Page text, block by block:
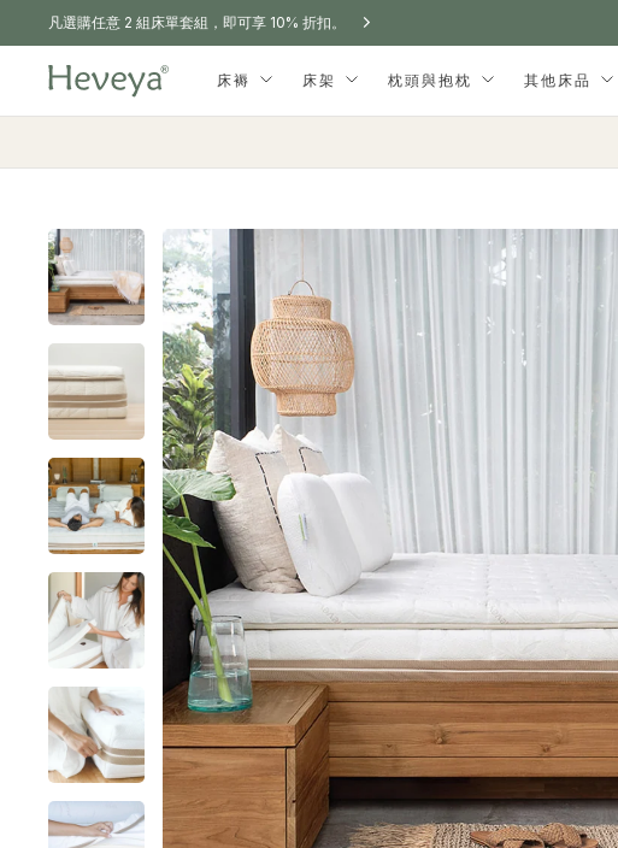
購買任意兩顆枕頭，即可享 15% 折扣。
訂單滿港幣300免運費，代碼：'SENDITFREE'
凡選購任意 2 組床單套組，即可享 10% 折扣。
購買任意兩顆枕頭，即可享 15% 折扣。
訂單滿港幣300免運費，代碼：'SENDITFREE'
凡選購任意 2 組床單套組，即可享 10% 折扣。
購買任意兩顆枕頭，即可享 15% 折扣。
床褥 床架 枕頭與抱枕 其他床品